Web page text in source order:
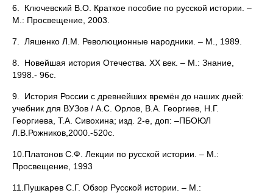
6. Ключевский В.О. Краткое пособие по русской истории. –
М.: Просвещение, 2003.
7. Ляшенко Л.М. Революционные народники. – М., 1989.
8. Новейшая история Отечества. ХХ век. – М.: Знание,
1998.- 96с.
9. История России с древнейших времён до наших дней:
учебник для ВУЗов / А.С. Орлов, В.А. Георгиев, Н.Г.
Георгиева, Т.А. Сивохина; изд. 2-е, доп: –ПБОЮЛ
Л.В.Рожников,2000.-520с.
10.Платонов С.Ф. Лекции по русской истории. – М.:
Просвещение, 1993
11.Пушкарев С.Г. Обзор Русской истории. – М.: